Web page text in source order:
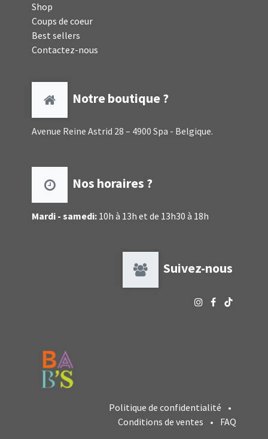
Shop
Coups de coeur
Best sellers
Contactez-nous
Notre boutique ?
Avenue Reine Astrid 28 – 4900 Spa - Belgique.
Nos horaires ?
Mardi - samedi: 10h à 13h et de 13h30 à 18h
Suivez-nous
Politique de confidentialité
•
Conditions de ventes
• FAQ